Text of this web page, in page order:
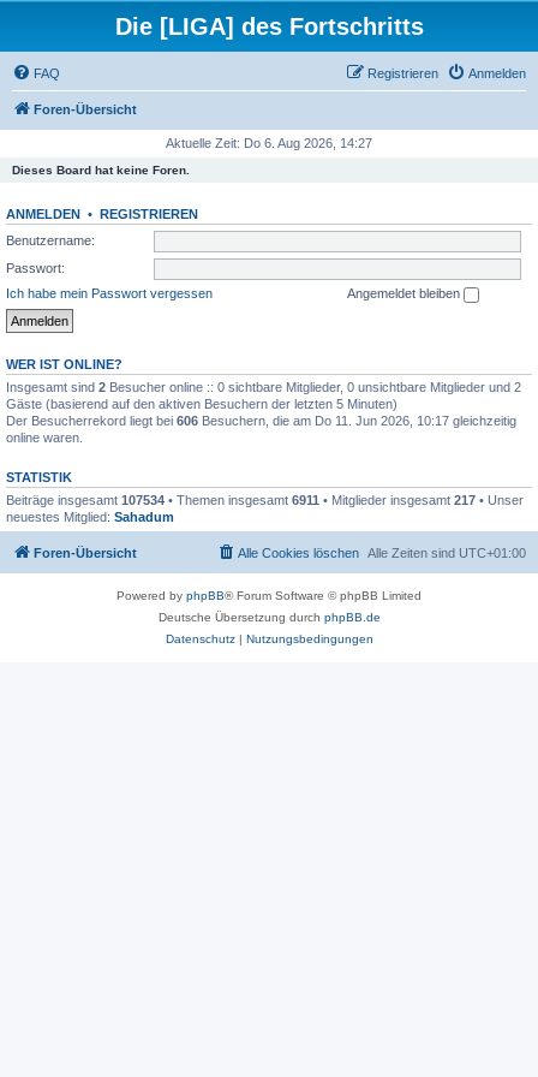
Die [LIGA] des Fortschritts
FAQ Anmelden
Registrieren
Foren-Übersicht
Aktuelle Zeit: Do 6. Aug 2026, 14:27
Dieses Board hat keine Foren.
ANMELDEN • REGISTRIEREN
Benutzername:
Passwort:
Ich habe mein Passwort vergessen
Angemeldet bleiben
WER IST ONLINE?
Insgesamt sind 2 Besucher online :: 0 sichtbare Mitglieder, 0 unsichtbare Mitglieder und 2
Gäste (basierend auf den aktiven Besuchern der letzten 5 Minuten)
Der Besucherrekord liegt bei 606 Besuchern, die am Do 11. Jun 2026, 10:17 gleichzeitig
online waren.
STATISTIK
Beiträge insgesamt 107534 • Themen insgesamt 6911 • Mitglieder insgesamt 217 • Unser
neuestes Mitglied: Sahadum
Foren-Übersicht Alle Zeiten sind UTC+01:00
Alle Cookies löschen
Powered by phpBB® Forum Software © phpBB Limited
Deutsche Übersetzung durch phpBB.de
Datenschutz| Nutzungsbedingungen